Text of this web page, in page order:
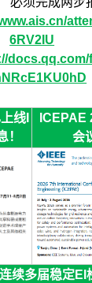
6RV2IU
docs.qq.com/
线I
ICEPAE
会
续多届稳定EI